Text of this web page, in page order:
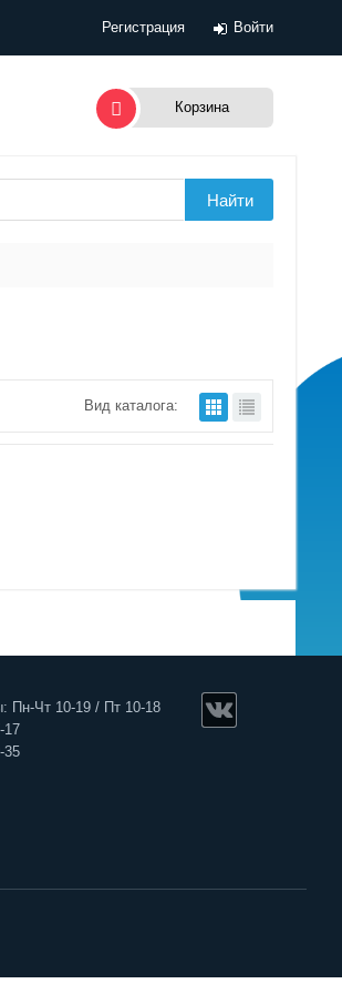
Регистрация Войти
Корзина
Вид каталога:
Пн-Чт 10-19 / Пт 10-18
17
35